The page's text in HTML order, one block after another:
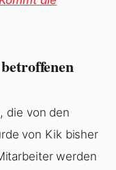
die von den
von Kik bisher
werden